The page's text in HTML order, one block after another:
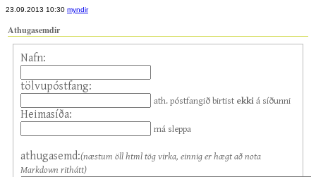
23.09.2013 10:30 myndir
Athugasemdir
Nafn:
tölvupóstfang:
ath. póstfangið birtist ekkiá síðunni
Heimasíða:
má sleppa
athugasemd:(næstum öll html tög virka, einnig er hægt að nota
Markdown rithátt)